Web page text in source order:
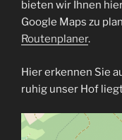
bieten wir Ihnen
Google Maps zu
Routenplaner.
Hier erkennen Sie
ruhig unser Hof